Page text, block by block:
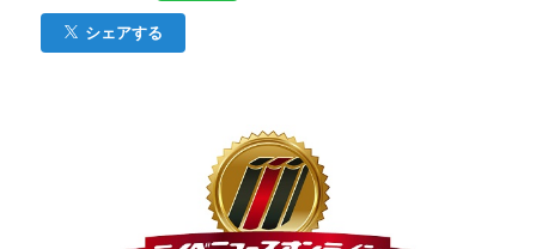
シェアする